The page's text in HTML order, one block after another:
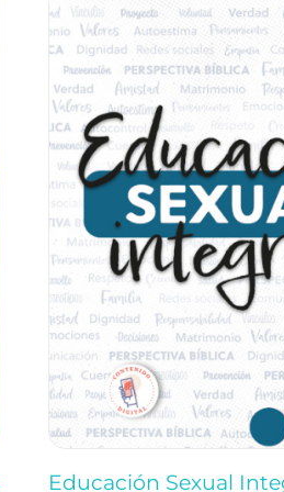
Educación Sexual